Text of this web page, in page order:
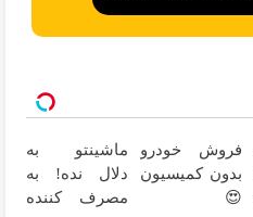
فروش خودرو
بدون کمیسیون
😍
ماشینتو به
دلال نده! به
مصرف کننده